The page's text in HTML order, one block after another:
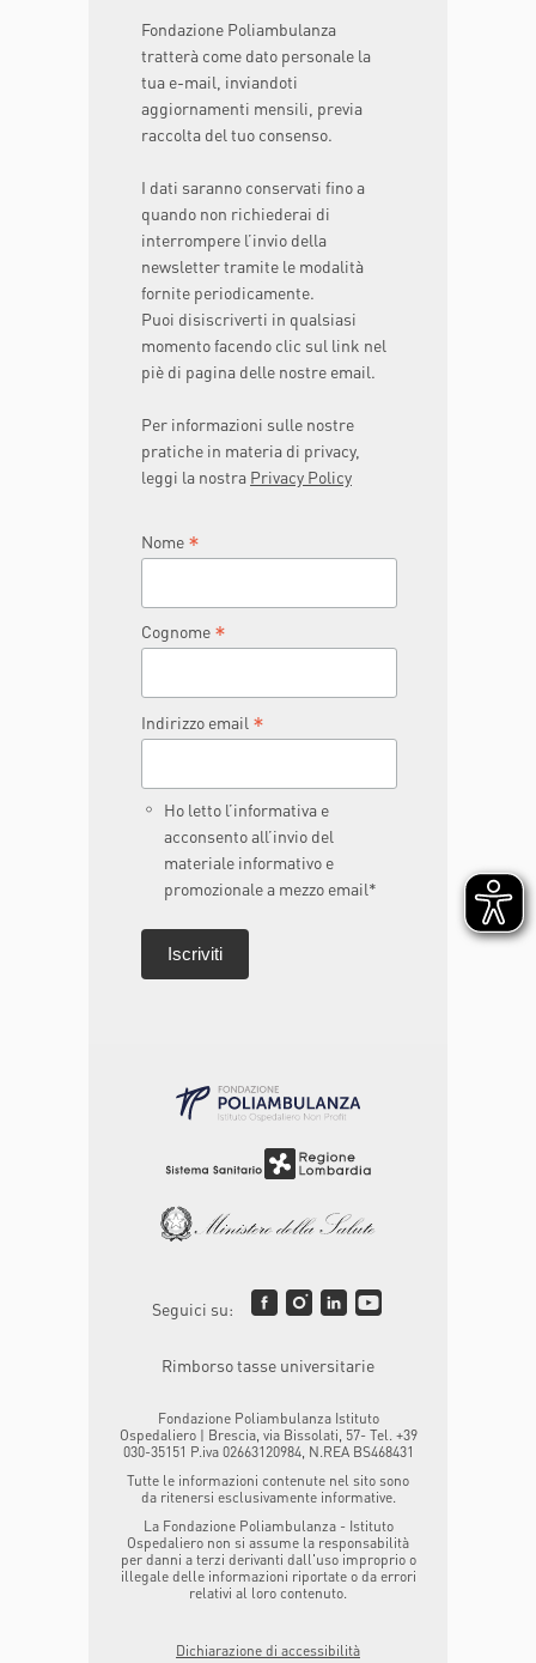
Fondazione Poliambulanza
tratterà come dato personale la
tua e-mail, inviandoti
aggiornamenti mensili, previa
raccolta del tuo consenso.
I dati saranno conservati fino a
quando non richiederai di
interrompere l’invio della
newsletter tramite le modalità
fornite periodicamente.
Puoi disiscriverti in qualsiasi
momento facendo clic sul link nel
piè di pagina delle nostre email.
Per informazioni sulle nostre
pratiche in materia di privacy,
leggi la nostra Privacy Policy
Nome *
Cognome *
Indirizzo email *
Ho letto l’informativa e
acconsento all’invio del
materiale informativo e
promozionale a mezzo email*
Seguici su:
Rimborso tasse universitarie
Fondazione Poliambulanza Istituto
Ospedaliero | Brescia, via Bissolati, 57- Tel. +39
030-35151 P.iva 02663120984, N.REA BS468431
Tutte le informazioni contenute nel sito sono
da ritenersi esclusivamente informative.
La Fondazione Poliambulanza - Istituto
Ospedaliero non si assume la responsabilità
per danni a terzi derivanti dall'uso improprio o
illegale delle informazioni riportate o da errori
relativi al loro contenuto.
Dichiarazione di accessibilità